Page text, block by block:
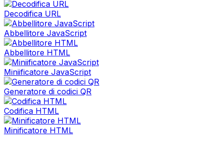
Decodifica URL
Abbellitore JavaScript
Abbellitore HTML
Miniificatore JavaScript
Generatore di codici QR
Codifica HTML
Minificatore HTML